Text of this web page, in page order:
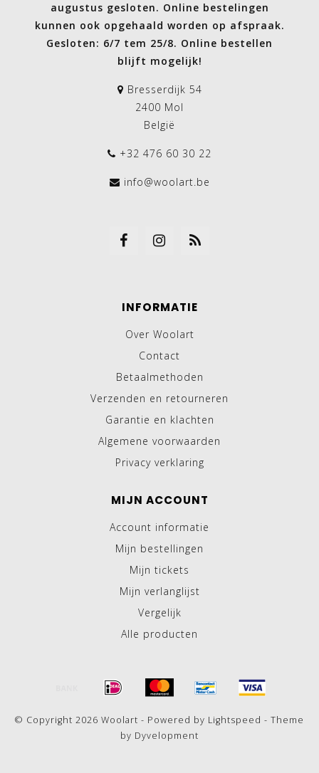
augustus gesloten. Online bestelingen
kunnen ook opgehaald worden op afspraak.
Gesloten: 6/7 tem 25/8. Online bestellen
blijft mogelijk!
Bresserdijk 54
2400 Mol
België
+32 476 60 30 22
info@woolart.be
INFORMATIE
Over Woolart
Contact
Betaalmethoden
Verzenden en retourneren
Garantie en klachten
Algemene voorwaarden
Privacy verklaring
MIJN ACCOUNT
Account informatie
Mijn bestellingen
Mijn tickets
Mijn verlanglijst
Vergelijk
Alle producten
© Copyright 2026 Woolart - Powered by Lightspeed - Theme
by Dyvelopment